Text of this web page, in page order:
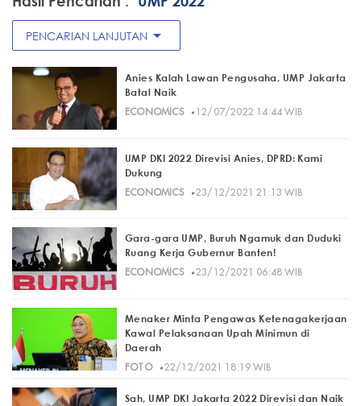
PENCARIAN LANJUTAN arrow_drop_down
Anies Kalah Lawan Pengusaha, UMP Jakarta
Batal Naik
ECONOMICS· 12/07/2022 14:44 WIB
UMP DKI 2022 Direvisi Anies, DPRD: Kami
Dukung
ECONOMICS· 23/12/2021 21:13 WIB
Gara-gara UMP, Buruh Ngamuk dan Duduki
Ruang Kerja Gubernur Banten!
ECONOMICS· 23/12/2021 06:48 WIB
Menaker Minta Pengawas Ketenagakerjaan
Kawal Pelaksanaan Upah Minimun di
Daerah
FOTO· 22/12/2021 18:19 WIB
Sah, UMP DKI Jakarta 2022 Direvisi dan Naik